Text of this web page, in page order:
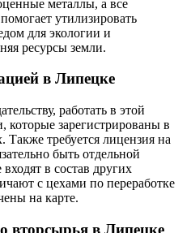
металлы, а все
утилизировать
для экологии и
ресурсы земли.
в Липецке
работать в этой
которые зарегистрированы в
требуется лицензия на
быть отдельной
в состав других
с цехами по переработке
на карте.
вторсырья в Липецке